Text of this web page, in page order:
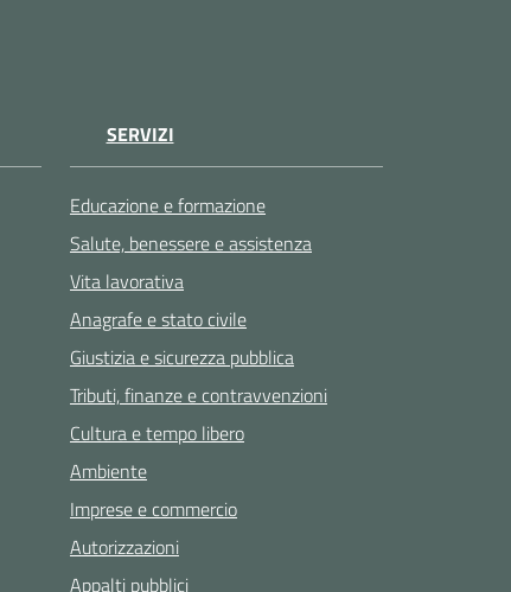
SERVIZI
Educazione e formazione
Salute, benessere e assistenza
Vita lavorativa
Anagrafe e stato civile
Giustizia e sicurezza pubblica
Tributi, finanze e contravvenzioni
Cultura e tempo libero
Ambiente
Imprese e commercio
Autorizzazioni
Appalti pubblici